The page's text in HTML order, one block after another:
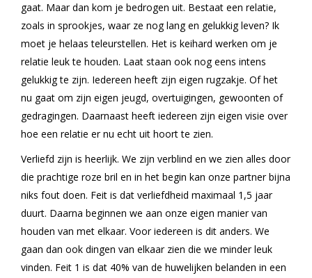
gaat. Maar dan kom je bedrogen uit. Bestaat een relatie,
zoals in sprookjes, waar ze nog lang en gelukkig leven? Ik
moet je helaas teleurstellen. Het is keihard werken om je
relatie leuk te houden. Laat staan ook nog eens intens
gelukkig te zijn. Iedereen heeft zijn eigen rugzakje. Of het
nu gaat om zijn eigen jeugd, overtuigingen, gewoonten of
gedragingen. Daarnaast heeft iedereen zijn eigen visie over
hoe een relatie er nu echt uit hoort te zien.
Verliefd zijn is heerlijk. We zijn verblind en we zien alles door
die prachtige roze bril en in het begin kan onze partner bijna
niks fout doen. Feit is dat verliefdheid maximaal 1,5 jaar
duurt. Daarna beginnen we aan onze eigen manier van
houden van met elkaar. Voor iedereen is dit anders. We
gaan dan ook dingen van elkaar zien die we minder leuk
vinden. Feit 1 is dat 40% van de huwelijken belanden in een